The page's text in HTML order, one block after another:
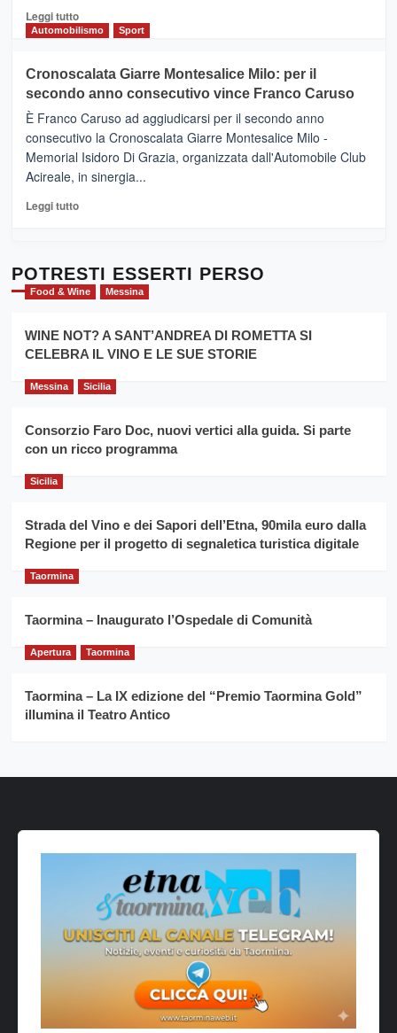
Gusto,
il
tra
sapori
vicoli
medievali
Leggi tuttoLeggi
di
Mondello
(Palermo)
–
“E
adesso
Pasta
–
Sicilia
l’
evento
per
la
filiera
grano
Automobilismo Sport
Cronoscalata Giarre Montesalice Milo: per il
secondo anno consecutivo vince Franco Caruso
È Franco Caruso ad aggiudicarsi per il secondo anno
consecutivo la Cronoscalata Giarre Montesalice Milo -
Memorial Isidoro Di Grazia, organizzata dall'Automobile Club
Acireale, in sinergia...
Leggi tuttoLeggi
Cronoscalata
Giarre
Montesalice
per
il
anno
Franco
Caruso
POTRESTI ESSERTI PERSO
Food & Wine Messina
WINE NOT? A SANT’ANDREA DI ROMETTA SI
CELEBRA IL VINO E LE SUE STORIE
Messina Sicilia
Consorzio Faro Doc, nuovi vertici alla guida. Si parte
con un ricco programma
Sicilia
Strada del Vino e dei Sapori dell’Etna, 90mila euro dalla
Regione per il progetto di segnaletica turistica digitale
Taormina
Taormina – Inaugurato l’Ospedale di Comunità
Apertura Taormina
Taormina – La IX edizione del “Premio Taormina Gold”
illumina il Teatro Antico